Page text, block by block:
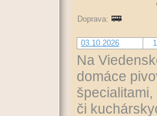
Doprava:
03.10.2026
Na
domáce
či